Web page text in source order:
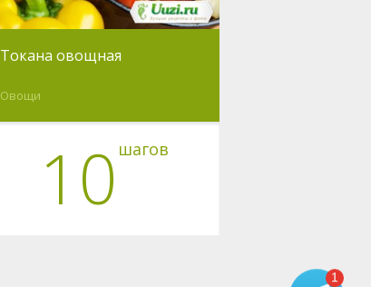
Токана овощная
Овощи
10 шагов
1